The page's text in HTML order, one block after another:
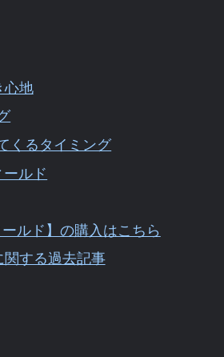
心地
くるタイミング
ルド
ールド】の購入はこちら
関する過去記事